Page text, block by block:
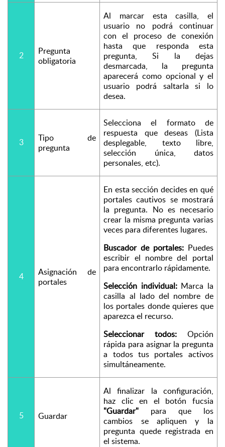
2
Pregunta
obligatoria
Al marcar esta casilla, el
usuario no podrá continuar
con el proceso de conexión
hasta que responda esta
pregunta, Si la dejas
desmarcada, la pregunta
aparecerá como opcional y el
usuario podrá saltarla si lo
desea.
3
Tipo de
pregunta
Selecciona el formato de
respuesta que deseas (Lista
desplegable, texto libre,
selección única, datos
personales, etc).
4
Asignación de
portales
En esta sección decides en qué
portales cautivos se mostrará
la pregunta. No es necesario
crear la misma pregunta varias
veces para diferentes lugares.
Buscador de portales: Puedes
escribir el nombre del portal
para encontrarlo rápidamente.
Selección individual: Marca la
casilla al lado del nombre de
los portales donde quieres que
aparezca el recurso.
Seleccionar todos: Opción
rápida para asignar la pregunta
a todos tus portales activos
simultáneamente.
5 Guardar
Al finalizar la configuración,
"Guardar" para que los
cambios se apliquen y la
pregunta quede registrada en
el sistema.